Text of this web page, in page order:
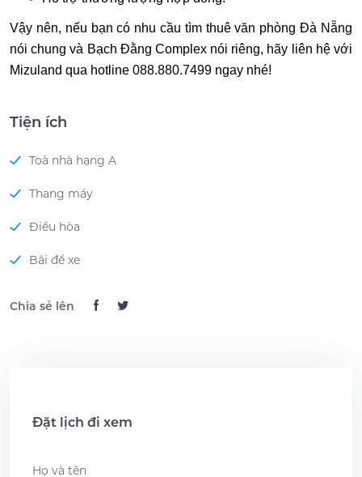
Vậy nên, nếu bạn có nhu cầu tìm thuê văn phòng Đà Nẵng
nói chung và Bạch Đằng Complex nói riêng, hãy liên hệ với
Mizuland qua hotline 088.880.7499 ngay nhé!
Tiện ích
Toà nhà hạng A
Thang máy
Điều hòa
Bãi để xe
Chia sẻ lên
Đặt lịch đi xem
Name *